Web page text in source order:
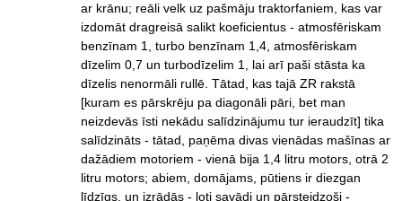
ar krānu; reāli velk uz pašmāju traktorfaniem, kas var
izdomāt dragreisā salikt koeficientus - atmosfēriskam
benzīnam 1, turbo benzīnam 1,4, atmosfēriskam
dīzelim 0,7 un turbodīzelim 1, lai arī paši stāsta ka
dīzelis nenormāli rullē. Tātad, kas tajā ZR rakstā
[kuram es pārskrēju pa diagonāli pāri, bet man
neizdevās īsti nekādu salīdzinājumu tur ieraudzīt] tika
salīdzināts - tātad, paņēma divas vienādas mašīnas ar
dažādiem motoriem - vienā bija 1,4 litru motors, otrā 2
litru motors; abiem, domājams, pūtiens ir diezgan
līdzīgs, un izrādās - ļoti savādi un pārsteidzoši -